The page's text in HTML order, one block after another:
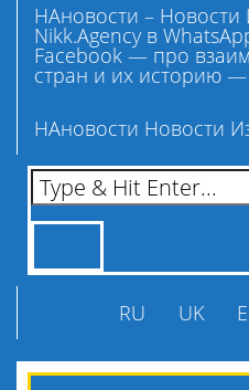
НАновости –
Nikk.Agency в
Facebook — про
стран и их историю —
НАновости Новости
RU UK